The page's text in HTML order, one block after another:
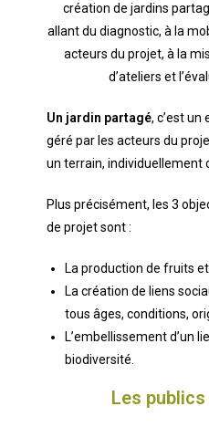
création de jardins
allant du diagnostic, à la
acteurs du projet, à la
d’ateliers et
Un jardin partagé, c’est
géré par les acteurs du
un terrain, individuellement
Plus précisément, les 3
de projet sont :
La production de fruits
La création de liens
tous âges, conditions,
L’embellissement d’un
biodiversité.
Les